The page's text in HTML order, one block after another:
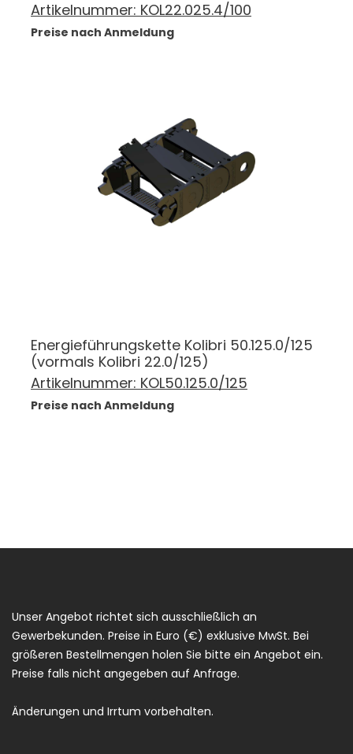
Artikelnummer: KOL22.025.4/100
Preise nach Anmeldung
Energieführungskette Kolibri 50.125.0/125
(vormals Kolibri 22.0/125)
Artikelnummer: KOL50.125.0/125
Preise nach Anmeldung
Unser Angebot richtet sich ausschließlich an
Gewerbekunden. Preise in Euro (€) exklusive MwSt. Bei
größeren Bestellmengen holen Sie bitte ein Angebot ein.
Preise falls nicht angegeben auf Anfrage.
Änderungen und Irrtum vorbehalten.